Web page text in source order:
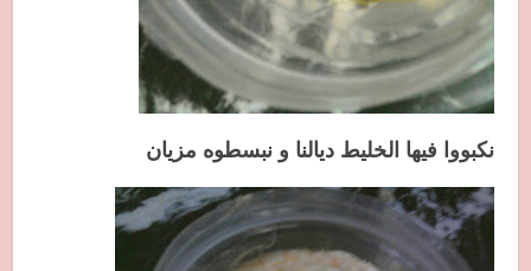
نكبووا فيها الخليط ديالنا و نبسطوه مزيان